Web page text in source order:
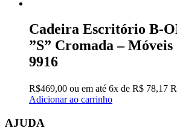
R$2.900,00.R$2.200,00.
Cadeira Escritório B-
”S” Cromada – Móveis
9916
R$469,00 ou em até 6x de R$ 78,17
Adicionar ao carrinho
AJUDA